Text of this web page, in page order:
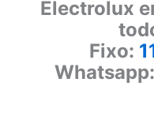
Electrolux
Fixo:
Whatsapp: